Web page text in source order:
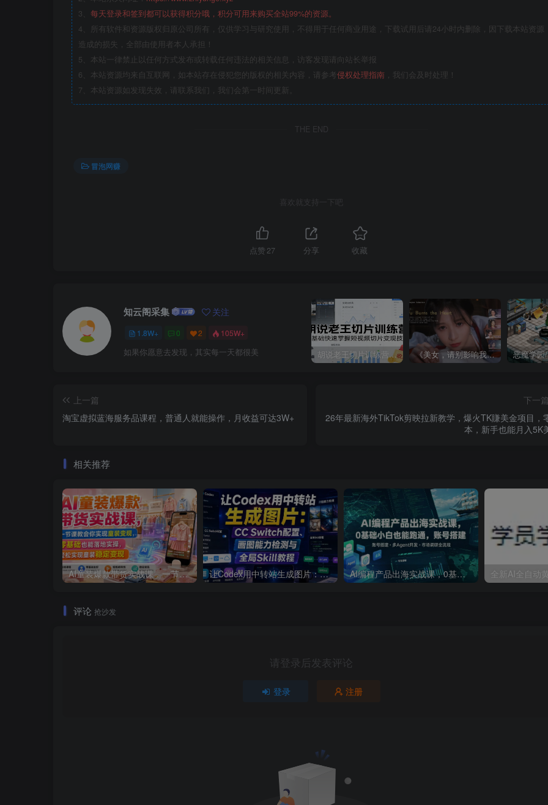
3、 每天登录和签到都可以获得积分哦，积分可用来购买全站99%的资源。
4、所有软件和资源版权归原公司所有，仅供学习与研究使用，不得用于任何商业用途，下载试用后请24小时内删除，因下载本站资源
造成的损失，全部由使用者本人承担！
5、本站一律禁止以任何方式发布或转载任何违法的相关信息，访客发现请向站长举报
6、本站资源均来自互联网，如本站存在侵犯您的版权的相关内容，请参考侵权处理指南 ，我们会及时处理！
7、本站资源如发现失效，请联系我们，我们会第一时间更新。
THE END
冒泡网赚
喜欢就支持一下吧
点赞27 分享 收藏
知云阁采集 关注
1.8W+ 0 2 105W+
如果你愿意去发现，其实每一天都很美 胡说老王切片训练营，零基础快速掌握短视频切片变现技巧 《美女，请别影响我成仙全球版》中文版
上一篇
淘宝虚拟蓝海服务品课程，普通人就能操作，月收益可达3W+
下一
26年最新海外TikTok剪映拉新教学，爆火TK賺美金项目，
本，新手也能月入5K
相关推荐
AI童装爆款带货实战课，一节课教会你实现童装变现，零基础也能落地实操 让Codex用中转站生成图片：CC Switch配置、画图能力检测与全局Skill教程 AI编程产品出海实战课，0基础小白也能跑通，账号搭建・多Agent开发・市场调研全流程，月入千刀跨境变现教程(更新)
评论 抢沙发
请登录后发表评论
登录 注册